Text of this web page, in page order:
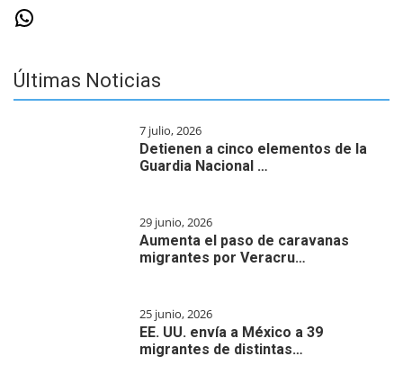
WhatsApp
Últimas Noticias
7 julio, 2026
Detienen a cinco elementos de la
Guardia Nacional …
29 junio, 2026
Aumenta el paso de caravanas
migrantes por Veracru…
25 junio, 2026
EE. UU. envía a México a 39
migrantes de distintas…